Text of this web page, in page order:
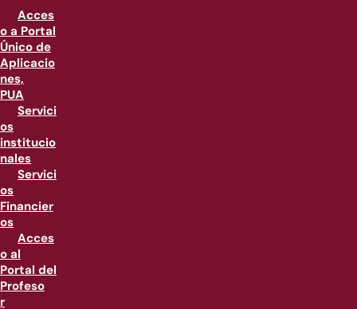
Acces
o a Portal
Único de
Aplicacio
nes,
PUA
Servici
os
institucio
nales
Servici
os
Financier
os
Acces
o al
Portal del
Profeso
r